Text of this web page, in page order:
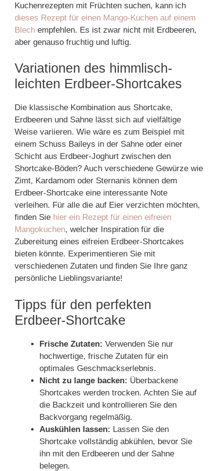
Kuchenrezepten mit Früchten suchen, kann ich
dieses Rezept für einen Mango-Kuchen auf einem
Blech empfehlen. Es ist zwar nicht mit Erdbeeren,
aber genauso fruchtig und luftig.
Variationen des himmlisch-
leichten Erdbeer-Shortcakes
Die klassische Kombination aus Shortcake,
Erdbeeren und Sahne lässt sich auf vielfältige
Weise variieren. Wie wäre es zum Beispiel mit
einem Schuss Baileys in der Sahne oder einer
Schicht aus Erdbeer-Joghurt zwischen den
Shortcake-Böden? Auch verschiedene Gewürze wie
Zimt, Kardamom oder Sternanis können dem
Erdbeer-Shortcake eine interessante Note
verleihen. Für alle die auf Eier verzichten möchten,
finden Sie hier ein Rezept für einen eifreien
Mangokuchen, welcher Inspiration für die
Zubereitung eines eifreien Erdbeer-Shortcakes
bieten könnte. Experimentieren Sie mit
verschiedenen Zutaten und finden Sie Ihre ganz
persönliche Lieblingsvariante!
Tipps für den perfekten
Erdbeer-Shortcake
Frische Zutaten: Verwenden Sie nur
hochwertige, frische Zutaten für ein
optimales Geschmackserlebnis.
Nicht zu lange backen: Überbackene
Shortcakes werden trocken. Achten Sie auf
die Backzeit und kontrollieren Sie den
Backvorgang regelmäßig.
Auskühlen lassen: Lassen Sie den
Shortcake vollständig abkühlen, bevor Sie
ihn mit den Erdbeeren und der Sahne
belegen.